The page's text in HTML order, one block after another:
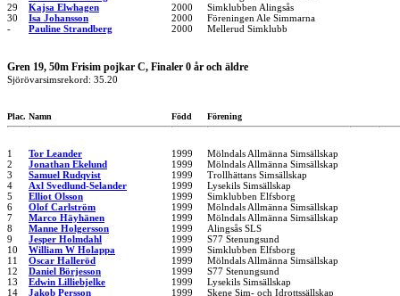
29
Kajsa Elwhagen 2000
Simklubben Alingsås
30
Isa Johansson 2000
Föreningen Ale Simmarna
-
Pauline Strandberg 2000 Mellerud Simklubb
Gren 19, 50m Frisim pojkar C, Finaler 0 år och äldre
Sjörövarsimsrekord: 35.20
Plac. Namn Född Förening
1 Tor Leander 1999
Mölndals Allmänna Simsällskap
2
Jonathan Ekelund 1999
Mölndals Allmänna Simsällskap
3
Samuel Rudqvist 1999
Trollhättans Simsällskap
4
Axl Svedlund-Selander 1999
Lysekils Simsällskap
5
Elliot Olsson 1999
Simklubben Elfsborg
6
Olof Carlström 1999
Mölndals Allmänna Simsällskap
7
Marco Häyhänen 1999
Mölndals Allmänna Simsällskap
8
Manne Holgersson 1999
Alingsås SLS
9
Jesper Holmdahl 1999
S77 Stenungsund
10
William W Holappa 1999
Simklubben Elfsborg
11
Oscar Halleröd 1999
Mölndals Allmänna Simsällskap
12
Daniel Börjesson 1999
S77 Stenungsund
13
Edwin Lilliebjelke 1999
Lysekils Simsällskap
14
Jakob Persson 1999
Skene Sim- och Idrottssällskap